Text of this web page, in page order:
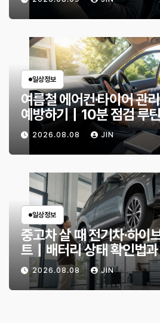
일상정보
여름철 에어컨·타이어 관
예방하기｜10분 점검 루
할까?
2026.08.08 JIN
일상정보
중고차 살 때 전기차·하이
트｜배터리 상태 확인법
험 신호
2026.08.08 JIN